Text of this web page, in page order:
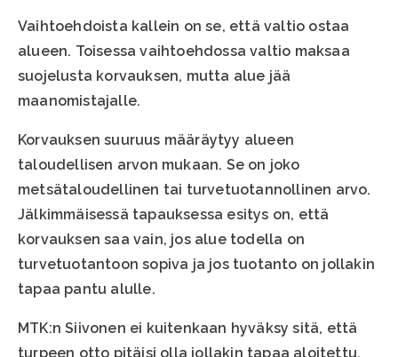
Vaihtoehdoista kallein on se, että valtio ostaa
alueen. Toisessa vaihtoehdossa valtio maksaa
suojelusta korvauksen, mutta alue jää
maanomistajalle.
Korvauksen suuruus määräytyy alueen
taloudellisen arvon mukaan. Se on joko
metsätaloudellinen tai turvetuotannollinen arvo.
Jälkimmäisessä tapauksessa esitys on, että
korvauksen saa vain, jos alue todella on
turvetuotantoon sopiva ja jos tuotanto on jollakin
tapaa pantu alulle.
MTK:n Siivonen ei kuitenkaan hyväksy sitä, että
turpeen otto pitäisi olla jollakin tapaa aloitettu,